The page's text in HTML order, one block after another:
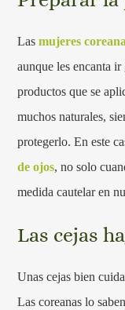
Las mujeres
aunque les encanta
productos que se
muchos naturales,
protegerlo. En este
de ojos, no solo
medida cautelar en
Las cejas
Unas cejas bien
Las coreanas lo